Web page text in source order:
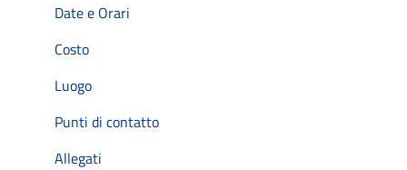
Date e Orari
Costo
Luogo
Punti di contatto
Allegati